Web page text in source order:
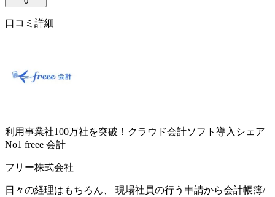
口コミ詳細
利用事業社100万社を突破！クラウド会計ソフト導入シェア
No1 freee 会計
フリー株式会社
日々の経理はもちろん、 現場社員の行う申請から会計帳簿/